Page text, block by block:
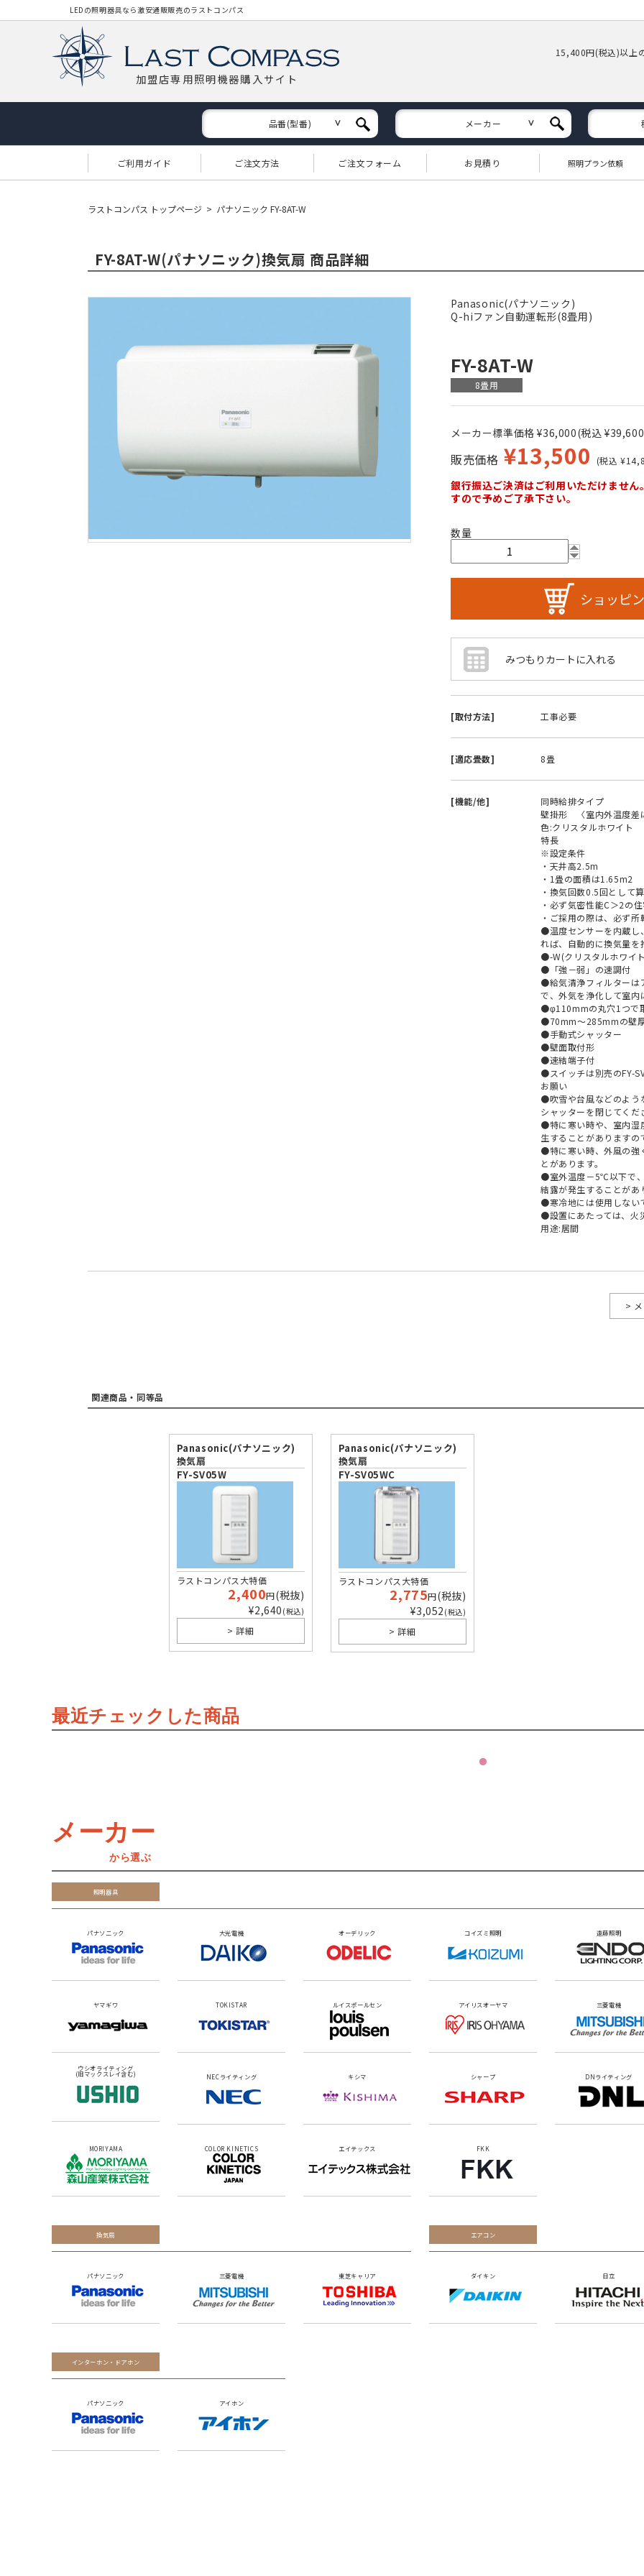
LEDの照明器具なら激安通販販売のラストコンパス
加盟店専用照明機器購入サイト
15,400円(税込)以上
品番(型番) メーカー
ご利用ガイド ご注文方法 ご注文フォーム お見積り 照明プラン依頼
ラストコンパス トップページ パナソニック FY-8AT-W
FY-8AT-W(パナソニック)換気扇 商品詳細
Panasonic(パナソニック)
Q-hiファン自動運転形(8畳用)
FY-8AT-W
8畳用
メーカー標準価格 ¥36,000(税込
販売価格 ¥13,500 (税込
銀行振込ご決済はご利用いただけませ
すので予めご了承下さい。
数量
[取付方法] 工事必要
[適応畳数] 8畳
[機能/他]
同時給排タイプ
壁掛形 〈室内外温度差
色:クリスタルホワイト
特長
※設定条件
・天井高2.5m
・1畳の面積は1.65m2
・換気回数0.5回として
・必ず気密性能C＞2の
・ご採用の際は、必ず所
●温度センサーを内蔵し
れば、自動的に換気量を
●-W(クリスタルホワイ
●「強－弱」の速調付
●給気清浄フィルターは
で、外気を浄化して室内
●φ110mmの丸穴1つで
●70mm～285mmの壁
●手動式シャッター
●壁面取付形
●速結端子付
●スイッチは別売のFY-
お願い
●吹雪や台風などのよう
シャッターを閉じてくだ
●特に寒い時や、室内湿
生することがありますの
●特に寒い時、外風の強
とがあります。
●室外温度－5℃以下で
結露が発生することがあ
●寒冷地には使用しない
●設置にあたっては、火
用途:居間
>
関連商品・同等品
Panasonic(パナソニック)
換気扇
FY-SV05W
ラストコンパス大特価
2,400円(税抜)
¥2,640 (税込)
> 詳細
Panasonic(パナソニック)
換気扇
FY-SV05WC
ラストコンパス大特価
2,775円(税抜)
¥3,052 (税込)
> 詳細
最近チェックした商品
メーカー
から選ぶ
照明器具
パナソニック 大光電機 オーデリック コイズミ照明 遠藤照明
ヤマギワ TOKISTAR ルイスポールセン アイリスオーヤマ 三菱電機
ウシオライティング
(旧マックスレイ含む) NECライティング キシマ シャープ DNライティング
MORIYAMA COLOR KINETICS エイテックス FKK
換気扇 エアコン
パナソニック 三菱電機 東芝キャリア ダイキン 日立
インターホン・ドアホン
パナソニック アイホン